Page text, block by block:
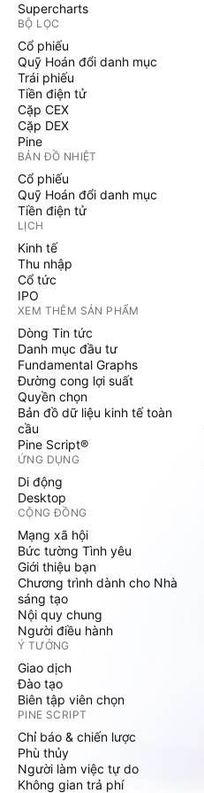
Supercharts
BỘ LỌC
Cổ phiếu
Quỹ Hoán đổi danh mục
Trái phiếu
Tiền điện tử
Cặp CEX
Cặp DEX
Pine
BẢN ĐỒ NHIỆT
Cổ phiếu
Quỹ Hoán đổi danh mục
Tiền điện tử
LỊCH
Kinh tế
Thu nhập
Cổ tức
IPO
XEM THÊM SẢN PHẨM
Dòng Tin tức
Danh mục đầu tư
Fundamental Graphs
Đường cong lợi suất
Quyền chọn
Bản đồ dữ liệu kinh tế toàn
cầu
Pine Script®
ỨNG DỤNG
Di động
Desktop
CỘNG ĐỒNG
Mạng xã hội
Bức tường Tình yêu
Giới thiệu bạn
Chương trình dành cho Nhà
sáng tạo
Nội quy chung
Người điều hành
Ý TƯỞNG
Giao dịch
Đào tạo
Biên tập viên chọn
PINE SCRIPT
Chỉ báo & chiến lược
Phù thủy
Người làm việc tự do
Không gian trả phí